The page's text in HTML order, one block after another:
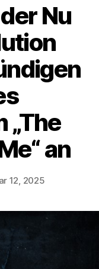
Nu
„The
an
12, 2025